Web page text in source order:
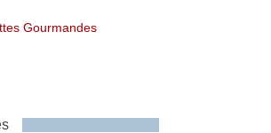
Gourmandes